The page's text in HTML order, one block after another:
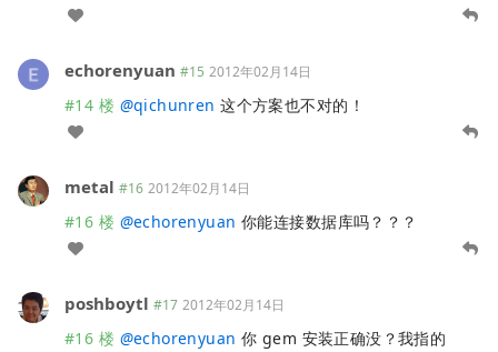
echorenyuan #15 2012年02月14日
#14 楼 @qichunren 这个方案也不对的！
metal #16 2012年02月14日
#16 楼 @echorenyuan 你能连接数据库吗？？？
poshboytl #17 2012年02月14日
#16 楼 @echorenyuan 你 gem 安装正确没？我指的